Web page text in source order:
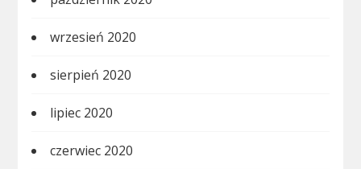
wrzesień 2020
sierpień 2020
lipiec 2020
czerwiec 2020